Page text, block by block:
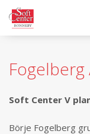
Soft Center V
Börje Fogelberg